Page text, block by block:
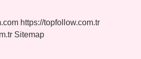
https://topfollow.com.tr
Sitemap